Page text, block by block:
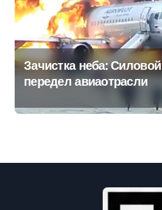
Зачистка неба: Силовой
передел авиаотрасли